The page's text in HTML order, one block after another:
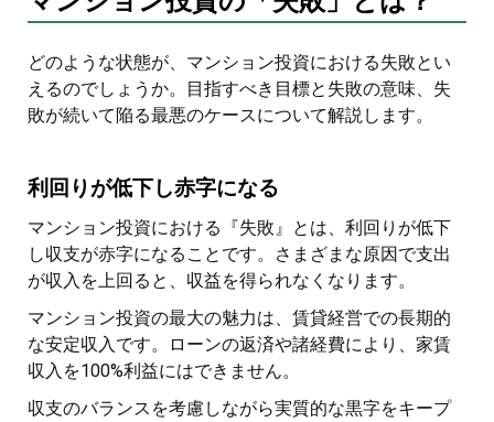
どのような状態が、マンション投資における失敗とい
えるのでしょうか。目指すべき目標と失敗の意味、失
敗が続いて陥る最悪のケースについて解説します。
利回りが低下し赤字になる
マンション投資における『失敗』とは、利回りが低下
し収支が赤字になることです。さまざまな原因で支出
が収入を上回ると、収益を得られなくなります。
マンション投資の最大の魅力は、賃貸経営での長期的
な安定収入です。ローンの返済や諸経費により、家賃
収入を100%利益にはできません。
収支のバランスを考慮しながら実質的な黒字をキープ